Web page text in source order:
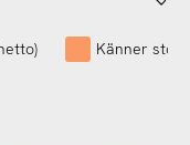
Känner stor